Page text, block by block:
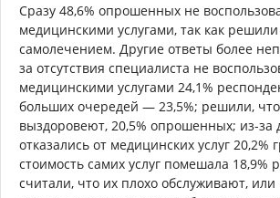
Сразу 48,6% опрошенных не
медицинскими услугами, так как решили
самолечением. Другие ответы более
за отсутствия специалиста не
медицинскими услугами 24,1%
больших очередей — 23,5%; решили,
выздоровеют, 20,5% опрошенных; из-за
отказались от медицинских услуг 20,2%
стоимость самих услуг помешала 18,9%
считали, что их плохо обслуживают,